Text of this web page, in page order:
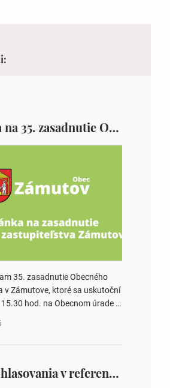
Pozvánka na 35. zasadnutie OZ v Zámutove
35. zasadnutie Obecného
v Zámutove, ktoré sa uskutoční
hod. na Obecnom úrade v
návrhovej komisie a
počtu poslancov obecných
v nich 4. Schválenie odpredaja
Výsledky hlasovania v referende 2026